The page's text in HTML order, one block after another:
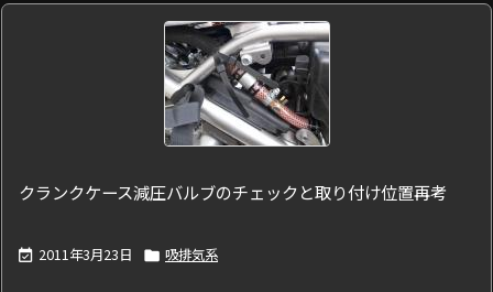
クランクケース減圧バルブのチェックと取り付け位置再考
 2011年3月23日  吸排気系